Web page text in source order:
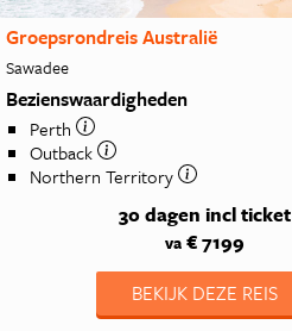
Groepsrondreis Australië
Sawadee
Bezienswaardigheden
Perth
Outback
Northern Territory
30 dagen incl ticket
va € 7199
BEKIJK DEZE REIS